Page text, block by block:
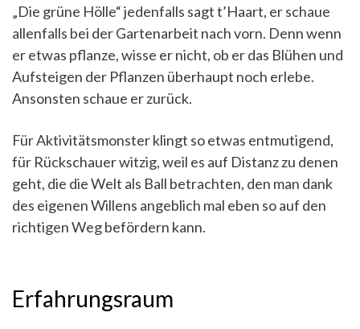
„Die grüne Hölle“ jedenfalls sagt t’Haart, er schaue
allenfalls bei der Gartenarbeit nach vorn. Denn wenn
er etwas pflanze, wisse er nicht, ob er das Blühen und
Aufsteigen der Pflanzen überhaupt noch erlebe.
Ansonsten schaue er zurück.
Für Aktivitätsmonster klingt so etwas entmutigend,
für Rückschauer witzig, weil es auf Distanz zu denen
geht, die die Welt als Ball betrachten, den man dank
des eigenen Willens angeblich mal eben so auf den
richtigen Weg befördern kann.
Erfahrungsraum